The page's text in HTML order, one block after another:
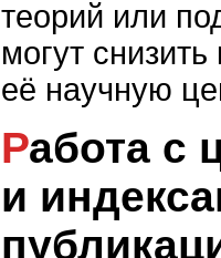
теорий или
могут
её научную
Работа с цитированием
и